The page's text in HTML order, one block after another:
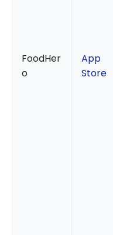
FoodHer
o
App
Store